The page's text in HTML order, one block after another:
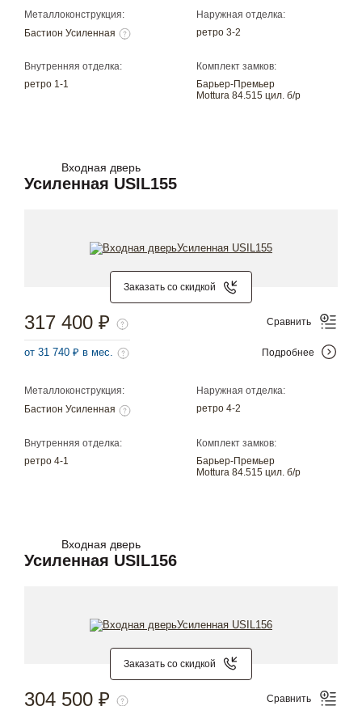
Металлоконструкция:
Бастион Усиленная
Наружная отделка:
ретро 3-2
Внутренняя отделка:
ретро 1-1
Комплект замков:
Барьер-Премьер
Mottura 84.515 цил. б/р
Входная дверь
Усиленная USIL155
Заказать со скидкой
Металлоконструкция:
Бастион Усиленная
Наружная отделка:
ретро 4-2
Внутренняя отделка:
ретро 4-1
Комплект замков:
Барьер-Премьер
Mottura 84.515 цил. б/р
317 400 ₽
от 31 740 ₽ в мес.
Сравнить
Подробнее
Входная дверь
Усиленная USIL156
Заказать со скидкой
304 500 ₽ Сравнить